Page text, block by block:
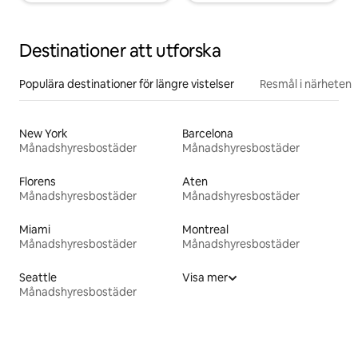
Destinationer att utforska
Populära destinationer för längre vistelser Resmål i närheten
New York
Månadshyresbostäder
Barcelona
Månadshyresbostäder
Florens
Månadshyresbostäder
Aten
Månadshyresbostäder
Miami
Månadshyresbostäder
Montreal
Månadshyresbostäder
Seattle
Månadshyresbostäder
Visa mer